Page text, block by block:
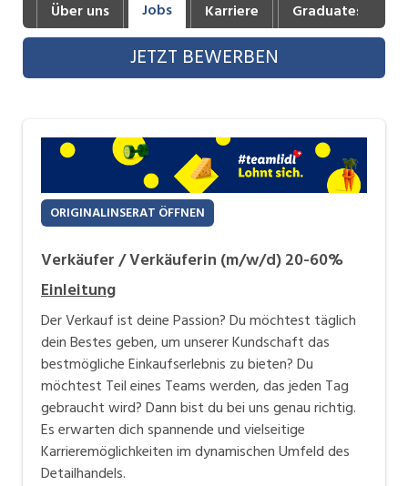
Industrie, Maschinenbau, Anlagenbau,
Produktion
Informatik, Telekommunikation
Körperpflege, Wellness
Marketing, Kommunikation, Medien, Druck
Mechanik, Elektronik, Optik, Textil (Fertigung)
Medizin, Gesundheitswesen, Pflege
Sicherheit, Rettung, Polizei, Zoll
Verkauf, Handel, Kundenberatung,
Aussendienst
Über uns Jobs Karriere Graduates
JETZT BEWERBEN
ORIGINALINSERAT ÖFFNEN
Verkäufer / Verkäuferin (m/w/d) 20-60%
Einleitung
Der Verkauf ist deine Passion? Du möchtest täglich
dein Bestes geben, um unserer Kundschaft das
bestmögliche Einkaufserlebnis zu bieten? Du
möchtest Teil eines Teams werden, das jeden Tag
gebraucht wird? Dann bist du bei uns genau richtig.
Es erwarten dich spannende und vielseitige
Karrieremöglichkeiten im dynamischen Umfeld des
Detailhandels.